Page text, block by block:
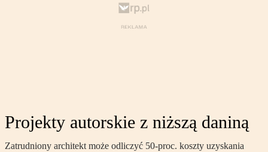
Projekty autorskie z niższą daniną
Zatrudniony architekt może odliczyć 50-proc. koszty uzyskania